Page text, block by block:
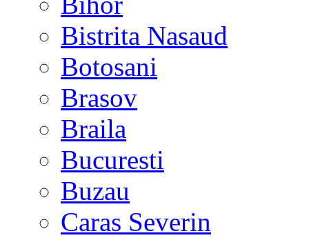
Bistrita Nasaud
Botosani
Brasov
Braila
Bucuresti
Buzau
Caras Severin